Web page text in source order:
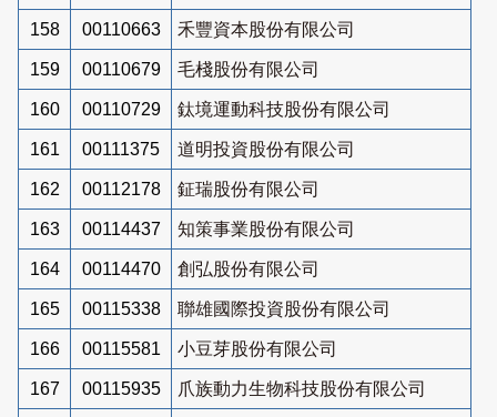
158 00110663 禾豐資本股份有限公司
159 00110679 毛棧股份有限公司
160 00110729 鈦境運動科技股份有限公司
161 00111375 道明投資股份有限公司
162 00112178 鉦瑞股份有限公司
163 00114437 知策事業股份有限公司
164 00114470 創弘股份有限公司
165 00115338 聯雄國際投資股份有限公司
166 00115581 小豆芽股份有限公司
167 00115935 爪族動力生物科技股份有限公司